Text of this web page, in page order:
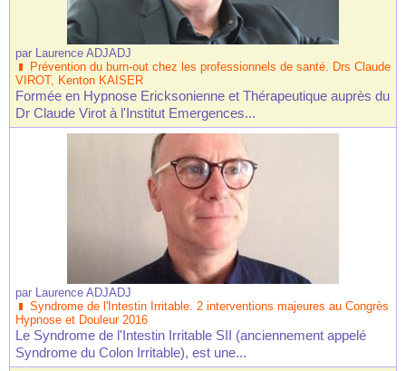
par Laurence ADJADJ
Prévention du burn-out chez les professionnels de santé. Drs Claude
VIROT, Kenton KAISER
Formée en Hypnose Ericksonienne et Thérapeutique auprès du
Dr Claude Virot à l'Institut Emergences...
par Laurence ADJADJ
Syndrome de l'Intestin Irritable. 2 interventions majeures au Congrès
Hypnose et Douleur 2016
Le Syndrome de l'Intestin Irritable SII (anciennement appelé
Syndrome du Colon Irritable), est une...